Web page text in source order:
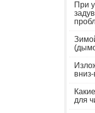
При
для